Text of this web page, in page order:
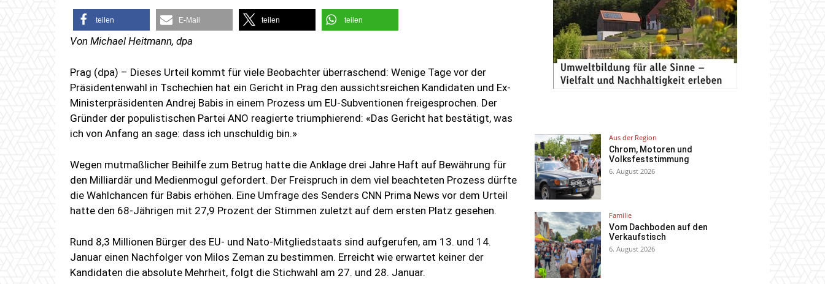
teilen E-Mail teilen teilen
Von Michael Heitmann, dpa
Prag (dpa) – Dieses Urteil kommt für viele Beobachter überraschend: Wenige Tage vor der
Präsidentenwahl in Tschechien hat ein Gericht in Prag den aussichtsreichen Kandidaten und Ex-
Ministerpräsidenten Andrej Babis in einem Prozess um EU-Subventionen freigesprochen. Der
Gründer der populistischen Partei ANO reagierte triumphierend: «Das Gericht hat bestätigt, was
ich von Anfang an sage: dass ich unschuldig bin.»
Wegen mutmaßlicher Beihilfe zum Betrug hatte die Anklage drei Jahre Haft auf Bewährung für
den Milliardär und Medienmogul gefordert. Der Freispruch in dem viel beachteten Prozess dürfte
die Wahlchancen für Babis erhöhen. Eine Umfrage des Senders CNN Prima News vor dem Urteil
hatte den 68-Jährigen mit 27,9 Prozent der Stimmen zuletzt auf dem ersten Platz gesehen.
Rund 8,3 Millionen Bürger des EU- und Nato-Mitgliedstaats sind aufgerufen, am 13. und 14.
Januar einen Nachfolger von Milos Zeman zu bestimmen. Erreicht wie erwartet keiner der
Kandidaten die absolute Mehrheit, folgt die Stichwahl am 27. und 28. Januar.
Aus der Region
Chrom, Motoren und
Volksfeststimmung
6. August 2026
Familie
Vom Dachboden auf den
Verkaufstisch
6. August 2026